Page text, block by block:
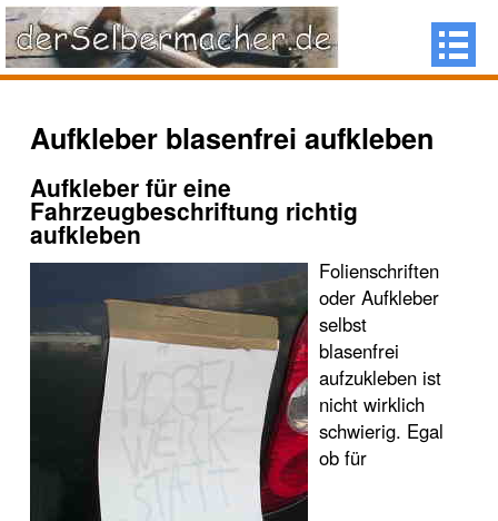
Aufkleber blasenfrei aufkleben
Aufkleber für eine
Fahrzeugbeschriftung richtig
aufkleben
Folienschriften
oder Aufkleber
selbst
blasenfrei
aufzukleben ist
nicht wirklich
schwierig. Egal
ob für